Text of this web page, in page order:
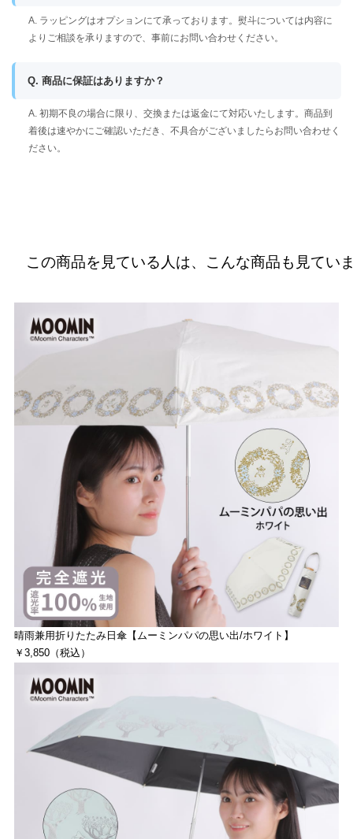
A. ラッピングはオプションにて承っております。熨斗については内容に
よりご相談を承りますので、事前にお問い合わせください。
Q. 商品に保証はありますか？
A. 初期不良の場合に限り、交換または返金にて対応いたします。商品到
着後は速やかにご確認いただき、不具合がございましたらお問い合わせく
ださい。
この商品を見ている人は、こんな商品も見てい
晴雨兼用折りたたみ日傘【ムーミンパパの思い出/ホワイト】
￥3,850（税込）